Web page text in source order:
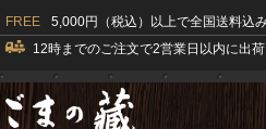
FREE 5,000円（税込）以上で全国送料込
12時までのご注文で2営業日以内に出